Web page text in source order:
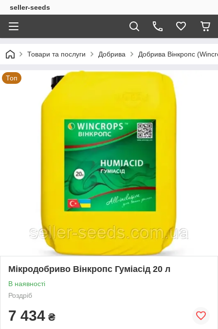
seller-seeds
Товари та послуги Добрива Добрива Вінкропс
Топ
Мікродобриво Вінкропс Гуміасід 20 л
В наявності
Роздріб
7 434 ₴